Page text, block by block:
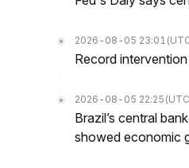
2026-08-05 23:01
Record
2026-08-05 22:25
Brazil’s central
showed economic